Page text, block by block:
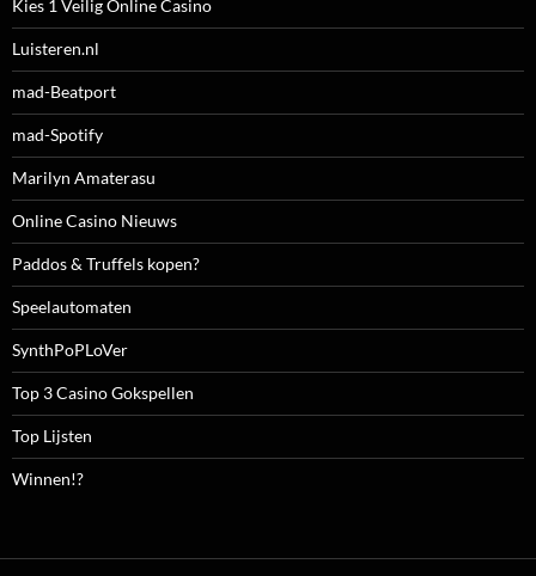
Kies 1 Veilig Online Casino
Luisteren.nl
mad-Beatport
mad-Spotify
Marilyn Amaterasu
Online Casino Nieuws
Paddos & Truffels kopen?
Speelautomaten
SynthPoPLoVer
Top 3 Casino Gokspellen
Top Lijsten
Winnen!?